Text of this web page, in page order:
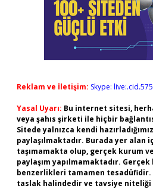
Reklam ve İletişim: Skype:
Yasal Uyarı: Bu internet sitesi,
veya şahıs şirketi ile hiçbir
Sitede yalnızca kendi
paylaşılmaktadır. Burada yer
taşımamakta olup, gerçek kurum
paylaşım yapılmamaktadır.
benzerlikleri tamamen
taslak halindedir ve tavsiye niteliği